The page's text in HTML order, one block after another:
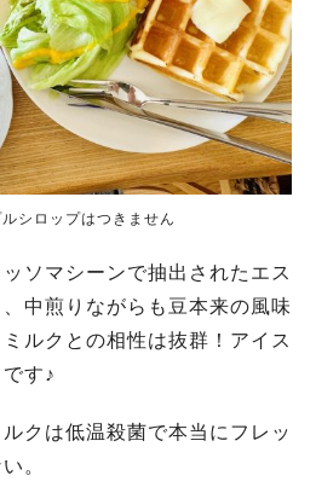
シロップはつきません
ソマシーンで抽出されたエス
中煎りながらも豆本来の風味
ルクとの相性は抜群！アイス
す♪
クは低温殺菌で本当にフレッ
。